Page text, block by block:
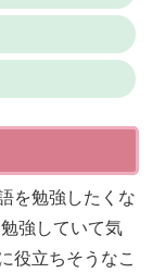
を勉強したくな
強していて気
役立ちそうなこ